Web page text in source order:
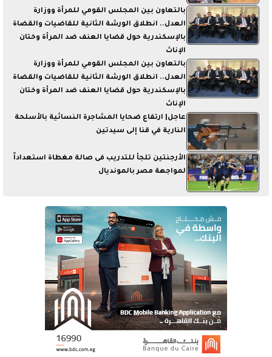
بالتعاون بين المجلس القومي للمرأة ووزارة
العدل.. انطلاق الورشة الثانية للقاضيات والقضاة
بالإسكندرية حول قضايا العنف ضد المرأة وختان
الإناث
بالتعاون بين المجلس القومي للمرأة ووزارة
العدل.. انطلاق الورشة الثانية للقاضيات والقضاة
بالإسكندرية حول قضايا العنف ضد المرأة وختان
الإناث
عاجل| ارتفاع ضحايا المشاجرة النسائية بالأسلحة
النارية في قنا إلى سيدتين
الأرجنتين تلجأ للتدريب فى صالة مغطاة استعداداً
لمواجهة مصر بالمونديال